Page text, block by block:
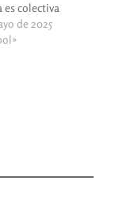
es colectiva
de 2025